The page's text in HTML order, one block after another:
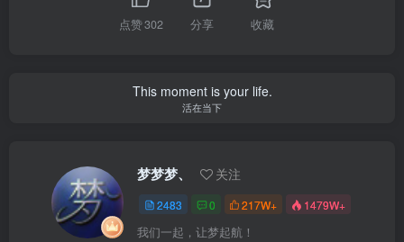
点赞302 分享 收藏
This moment is your life.
活在当下
梦梦梦、 关注
2483 0 217W+ 1479W+
我们一起，让梦起航！